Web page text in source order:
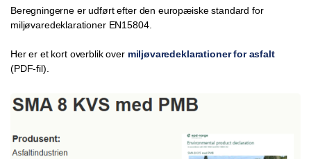
Beregningerne er udført efter den europæiske standard for
miljøvaredeklarationer EN15804.
Her er et kort overblik over miljøvaredeklarationer for asfalt
(PDF-fil).